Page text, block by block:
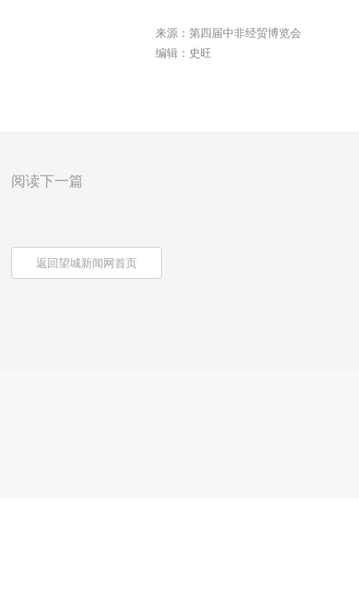
来源：第四届中非经贸博览会
编辑：史旺
阅读下一篇
返回望城新闻网首页